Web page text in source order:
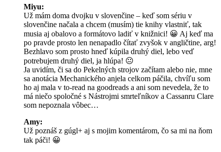
Miyu:
Už mám doma dvojku v slovenčine – keď som sériu v
slovenčine načala a chcem (musím) tie knihy vlastniť, tak
musia aj obalovo a formátovo ladiť v knižnici! 😀 Aj keď ma
po pravde prosto len nenapadlo čítať zvyšok v angličtine, arg!
Bezhlavo som prosto hneď kúpila druhý diel, lebo veď
potrebujem druhý diel, ja hlúpa! 😐
Ja uvidím, či sa do Pekelných strojov začítam alebo nie, mne
sa anotácia Mechanického anjela celkom páčila, chvíľu som
ho aj mala v to-read na goodreads a ani som nevedela, že to
má niečo spoločné s Nástrojmi smrteľníkov a Cassanru Clare
som nepoznala vôbec…
Amy:
Už poznáš z gúgl+ aj s mojim komentárom, čo sa mi na ňom
tak páči! 😀